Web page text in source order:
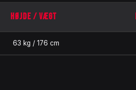
HØJDE / VÆGT
63 kg / 176 cm